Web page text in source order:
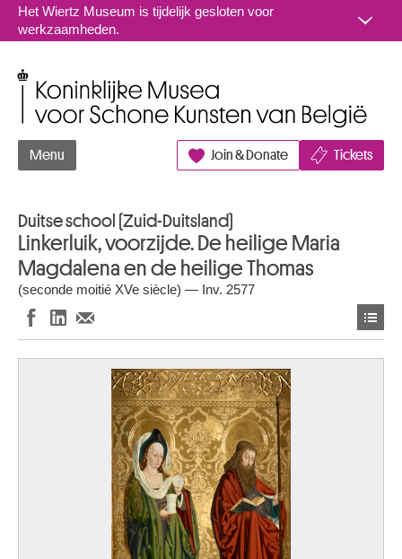
Naar inhoud
Het Wiertz Museum is tijdelijk gesloten voor
werkzaamheden.
Menu Join & Donate Tickets
Duitse school (Zuid-Duitsland)
Linkerluik, voorzijde. De heilige Maria
Magdalena en de heilige Thomas
(seconde moitié XVe siècle) — Inv. 2577